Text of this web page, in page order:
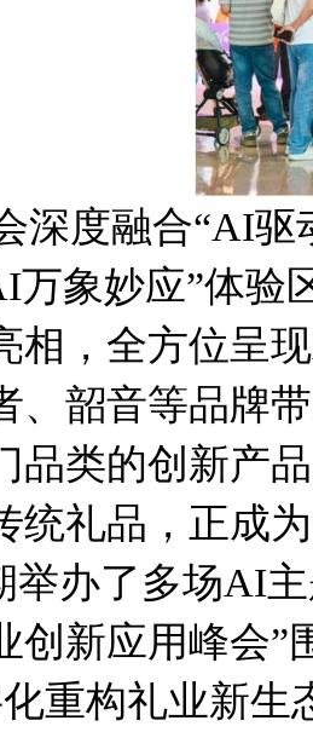
度融合“AI驱动
万象妙应”体验
相，全方位呈
、韶音等品牌
品类的创新
统礼品，正成
办了多场AI主
创新应用峰会
重构礼业新生